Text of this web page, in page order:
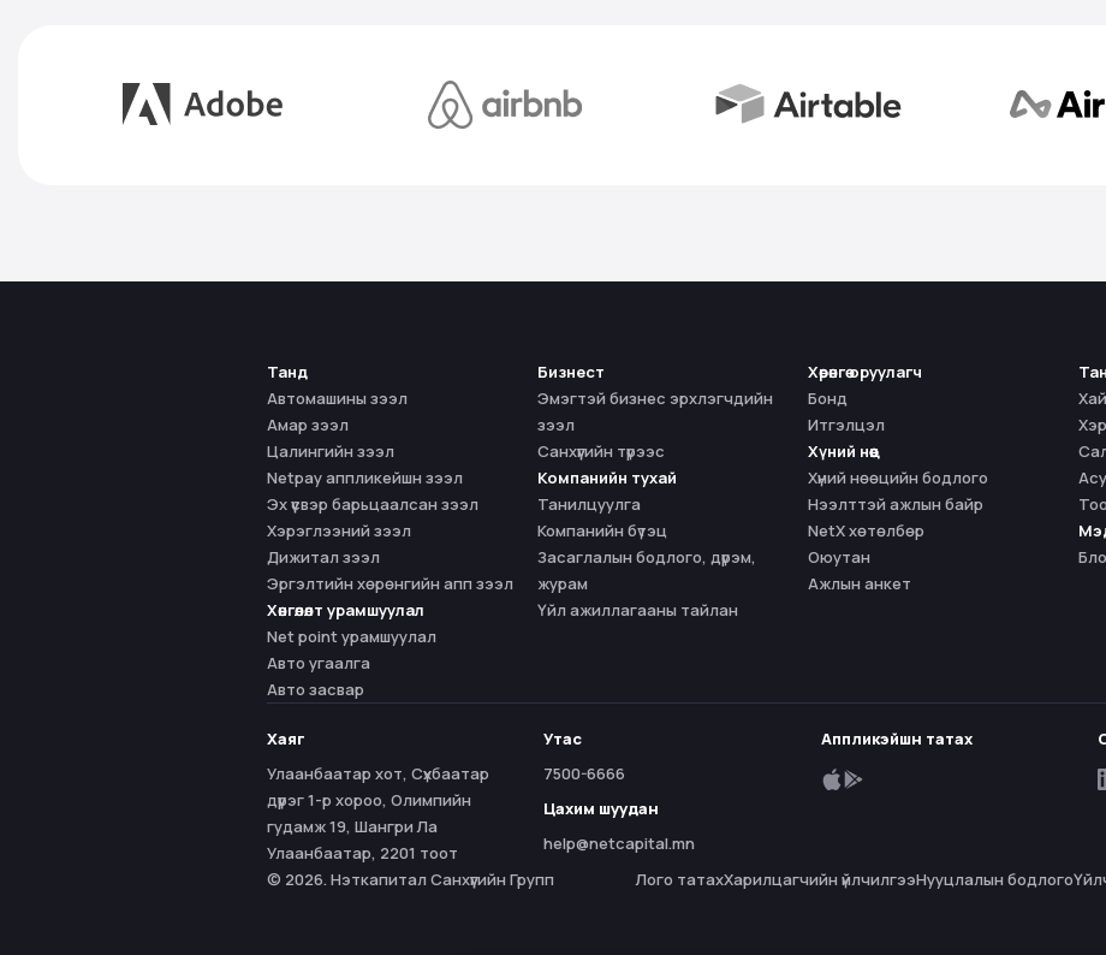
Танд
Автомашины зээл
Амар зээл
Цалингийн зээл
Netpay аппликейшн зээл
Эх үүсвэр барьцаалсан зээл
Хэрэглээний зээл
Дижитал зээл
Эргэлтийн хөрөнгийн апп зээл
Хөнгөлөлт урамшуулал
Net point урамшуулал
Авто угаалга
Авто засвар
Бизнест
Эмэгтэй бизнес эрхлэгчдийн
зээл
Санхүүгийн түрээс
Компанийн тухай
Танилцуулга
Компанийн бүтэц
Засаглалын бодлого, дүрэм,
журам
Үйл ажиллагааны тайлан
Хөрөнгө оруулагч
Бонд
Итгэлцэл
Хүний нөөц
Хүний нөөцийн бодлого
Нээлттэй ажлын байр
NetX хөтөлбөр
Оюутан
Ажлын анкет
Хаяг
Улаанбаатар хот, Сүхбаатар
дүүрэг 1-р хороо, Олимпийн
гудамж 19, Шангри Ла
Улаанбаатар, 2201 тоот
Утас
7500-6666
Цахим шуудан
help@netcapital.mn
Аппликэйшн татах
© 2026. Нэткапитал Санхүүгийн Групп Лого татахХарилцагчийн үйлчилгээНууцлалын бодлого